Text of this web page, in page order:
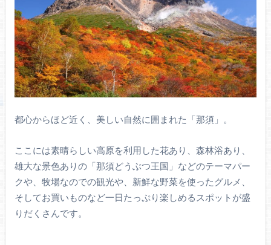
都心からほど近く、美しい自然に囲まれた「那須」。
ここには素晴らしい高原を利用した花あり、森林浴あり、
雄大な景色ありの「那須どうぶつ王国」などのテーマパー
クや、牧場なのでの観光や、新鮮な野菜を使ったグルメ、
そしてお買いものなど一日たっぷり楽しめるスポットが盛
りだくさんです。